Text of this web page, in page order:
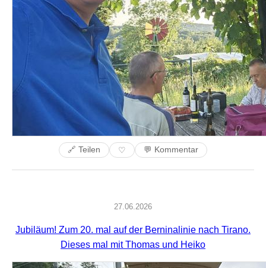
🔗 Teilen ♡ 💬 Kommentar
27.06.2026
Jubiläum! Zum 20. mal auf der Berninalinie nach Tirano.
Dieses mal mit Thomas und Heiko